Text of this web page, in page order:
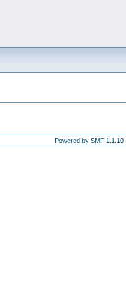
Powered by SMF 1.1.10